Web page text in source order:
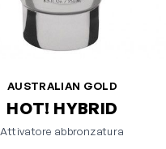
AUSTRALIAN GOLD
HOT! HYBRID
Attivatore abbronzatura